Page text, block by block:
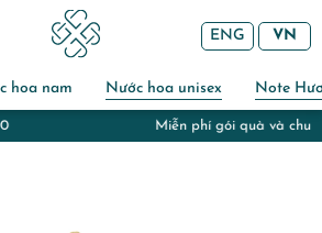
hoa nam Nước hoa unisex Note
ENG VN
và chuẩn bị thiệp với đơn hàng đi tặng